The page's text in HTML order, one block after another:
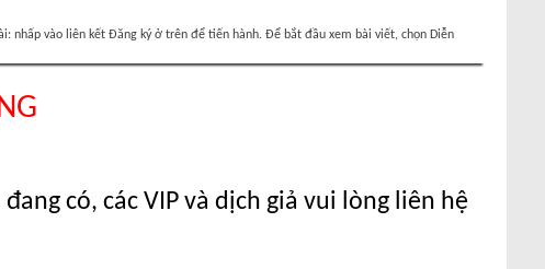
nhấp vào liên kết Đăng ký ở trên để tiến hành. Để bắt đầu xem bài viết, chọn Diễn
có, các VIP và dịch giả vui lòng liên hệ